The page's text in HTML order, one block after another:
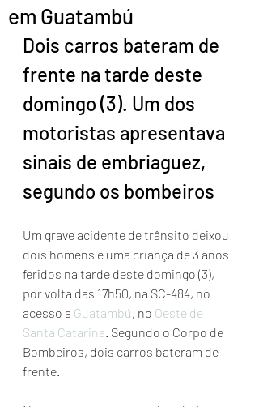
em Guatambú
Dois carros bateram de
frente na tarde deste
domingo (3). Um dos
motoristas apresentava
sinais de embriaguez,
segundo os bombeiros
Um grave acidente de trânsito deixou
dois homens e uma criança de 3 anos
feridos na tarde deste domingo (3),
por volta das 17h50, na SC-484, no
acesso a Guatambú, no Oeste de
Santa Catarina. Segundo o Corpo de
Bombeiros, dois carros bateram de
frente.